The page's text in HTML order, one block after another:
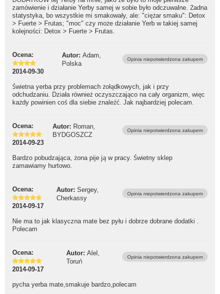
zamówienie i działanie Yerby samej w sobie było odczuwalne. Żadna
statystyka, bo wszystkie mi smakowały, ale: "ciężar smaku": Detox
> Fuerte > Frutas; "moc" czy może działanie Yerb w takiej samej
kolejności: Detox > Fuerte > Frutas.
Ocena: Autor: Adam,
Polska
Opinia niepotwierdzona zakupem
2014-09-30
Świetna yerba przy problemach żołądkowych, jak i przy
odchudzaniu. Działa również oczyszczająco na cały organizm, więc
każdy powinien coś dla siebie znaleźć. Jak najbardziej polecam.
Ocena: Autor: Roman,
BYDGOSZCZ
Opinia niepotwierdzona zakupem
2014-09-23
Bardzo pobudzająca, żona pije ją w pracy. Świetny sklep
zamawiamy hurtowo.
Ocena: Autor: Sergey,
Cherkassy
Opinia niepotwierdzona zakupem
2014-09-17
Nie ma to jak klasyczna mate bez pyłu i dobrze dobrane dodatki .
Polecam
Ocena: Autor: Alel,
Toruń
Opinia niepotwierdzona zakupem
2014-09-17
pycha yerba mate,smakuje bardzo,polecam